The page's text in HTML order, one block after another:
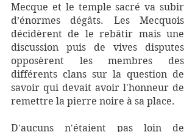
Mecque et le temple sacré va subir
d’énormes dégâts. Les Mecquois
décidèrent de le rebâtir mais une
discussion puis de vives disputes
opposèrent les membres des
différents clans sur la question de
savoir qui devait avoir l'honneur de
remettre la pierre noire à sa place.
D'aucuns n'étaient pas loin de